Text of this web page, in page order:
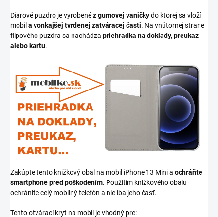
Diarové puzdro je vyrobenéz gumovej vaničkydo ktorej sa vloží
mobil a vonkajšej tvrdenej zatváracej časti. Na vnútornej strane
flipového puzdra sa nachádza priehradka na doklady, preukaz
alebo kartu.
Zakúpte tento knižkový obal na mobil iPhone 13 Mini a ochráňte
smartphone pred poškodením. Použitím knižkového obalu
ochránite celý mobilný telefón a nie iba jeho časť.
Tento otvárací kryt na mobil je vhodný pre: